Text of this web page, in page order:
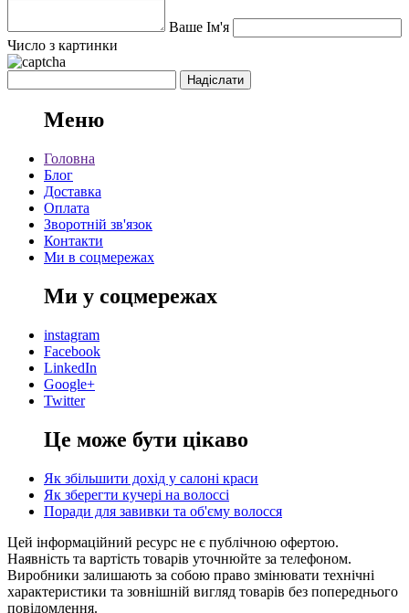
Ваше Ім'я
Число з картинки
Меню
Головна
Блог
Доставка
Оплата
Зворотній зв'язок
Контакти
Ми в соцмережах
Ми у соцмережах
instagram
Facebook
LinkedIn
Google+
Twitter
Це може бути цікаво
Як збільшити дохід у салоні краси
Як зберегти кучері на волоссі
Поради для завивки та об'єму волосся
Цей інформаційний ресурс не є публічною офертою.
Наявність та вартість товарів уточнюйте за телефоном.
Виробники залишають за собою право змінювати технічні
характеристики та зовнішній вигляд товарів без попереднього
повідомлення.